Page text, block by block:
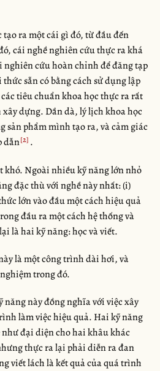
ra một cái gì đó, từ đầu đến
cái nghề nghiên cứu thực ra khá
nghiên cứu hoàn chỉnh để đăng tạp
sẵn có bằng cách sử dụng lập
tiêu chuẩn khoa học thực ra rất
dựng. Dần dà, lý lịch khoa học
sản phẩm mình tạo ra, và cảm giác
dẫn
.
khó. Ngoài nhiều kỹ năng lớn nhỏ
đặc thù với nghề này nhất: (i)
lớn vào đầu một cách hiệu quả
đầu ra một cách hệ thống và
là hai kỹ năng: học và viết.
là một công trình dài hơi, và
trong đó.
này đồng nghĩa với việc xây
làm việc hiệu quả. Hai kỹ năng
như đại diện cho hai khâu khác
thực ra lại phải diễn ra đan
viết lách là kết quả của quá trình